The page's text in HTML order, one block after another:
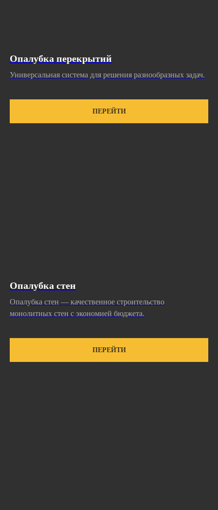
Опалубка перекрытий
Универсальная система для решения разнообразных задач.
ПЕРЕЙТИ
Опалубка стен
Опалубка стен — качественное строительство
монолитных стен с экономией бюджета.
ПЕРЕЙТИ